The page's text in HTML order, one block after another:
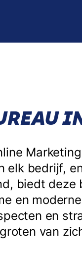
elk bedrijf,
biedt deze
en
en
van